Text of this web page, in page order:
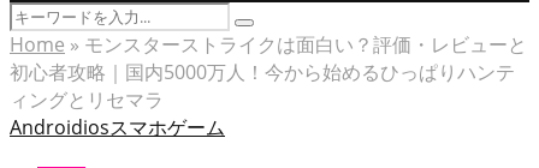
Search
for:
Search
Home » モンスターストライクは面白い？評価・レビューと
初心者攻略｜国内5000万人！今から始めるひっぱりハンテ
ィングとリセマラ
Androidiosスマホゲーム